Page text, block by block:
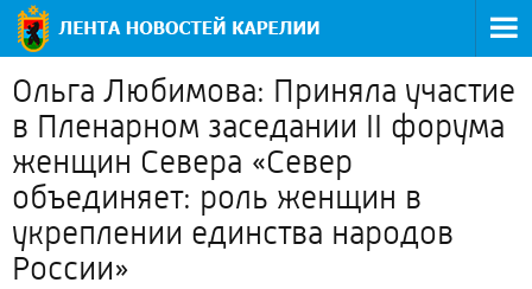
Ольга Любимова: Приняла участие
в Пленарном заседании II форума
женщин Севера «Север
объединяет: роль женщин в
укреплении единства народов
России»